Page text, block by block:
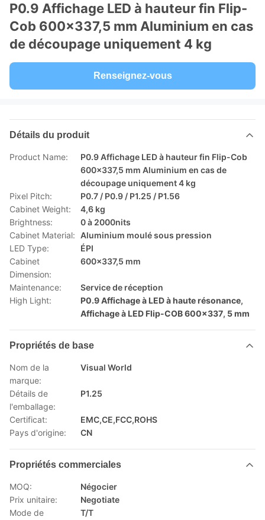
P0.9 Affichage LED à hauteur fin Flip-
Cob 600x337,5 mm Aluminium en cas
de découpage uniquement 4 kg
Renseignez-vous
Détails du produit
Product Name:
P0.9 Affichage LED à hauteur fin Flip-Cob
600x337,5 mm Aluminium en cas de
découpage uniquement 4 kg
Pixel Pitch:
P0.7 / P0.9 / P1.25 / P1.56
Cabinet Weight:
4,6 kg
Brightness:
0 à 2000nits
Cabinet Material: Aluminium moulé sous pression
LED Type:
ÉPI
Cabinet
Dimension:
600x337,5 mm
Maintenance:
Service de réception
High Light:
P0.9 Affichage à LED à haute résonance,
Affichage à LED Flip-COB 600x337, 5 mm
Propriétés de base
Nom de la
marque:
Visual World
Détails de
l'emballage:
P1.25
Certificat:
EMC,CE,FCC,ROHS
Pays d'origine:
CN
Propriétés commerciales
MOQ:
Négocier
Prix unitaire:
Negotiate
Mode de
T/T